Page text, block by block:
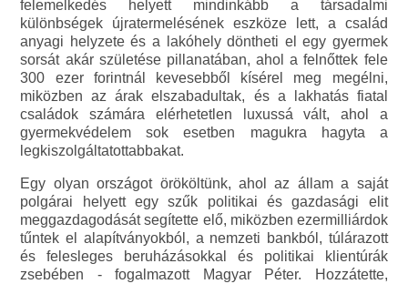
felemelkedés helyett mindinkább a társadalmi
különbségek újratermelésének eszköze lett, a család
anyagi helyzete és a lakóhely döntheti el egy gyermek
sorsát akár születése pillanatában, ahol a felnőttek fele
300 ezer forintnál kevesebből kísérel meg megélni,
miközben az árak elszabadultak, és a lakhatás fiatal
családok számára elérhetetlen luxussá vált, ahol a
gyermekvédelem sok esetben magukra hagyta a
legkiszolgáltatottabbakat.
Egy olyan országot örököltünk, ahol az állam a saját
polgárai helyett egy szűk politikai és gazdasági elit
meggazdagodását segítette elő, miközben ezermilliárdok
tűntek el alapítványokból, a nemzeti bankból, túlárazott
és felesleges beruházásokkal és politikai klientúrák
zsebében - fogalmazott Magyar Péter. Hozzátette,